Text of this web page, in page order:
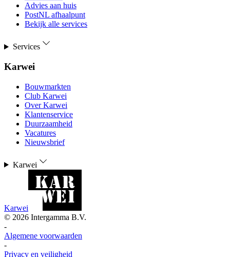
Advies aan huis
PostNL afhaalpunt
Bekijk alle services
Services
Karwei
Bouwmarkten
Club Karwei
Over Karwei
Klantenservice
Duurzaamheid
Vacatures
Nieuwsbrief
Karwei
Karwei
© 2026 Intergamma B.V.
-
Algemene voorwaarden
-
Privacy en veiligheid